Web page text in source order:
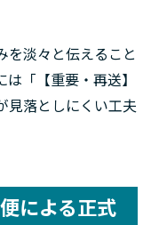
を淡々と伝えること
「【重要・再送】
見落としにくい工夫
による正式